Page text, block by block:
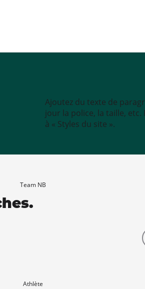
Ajoutez du texte de
jour la police, la taille,
à « Styles du site ».
Team NB
Athlète